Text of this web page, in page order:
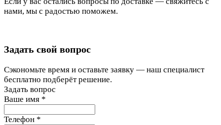
нами, мы с радостью поможем.
Задать свой вопрос
Сэкономьте время и оставьте заявку — наш специалист
бесплатно подберёт решение.
Задать вопрос
Ваше имя *
Телефон *